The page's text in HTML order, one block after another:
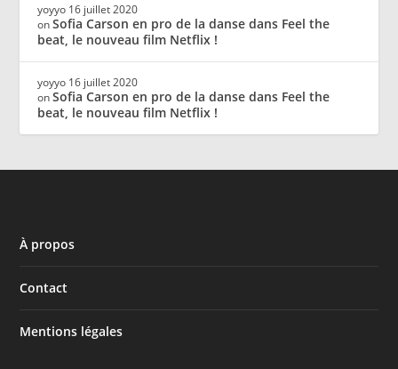
yoyyo 16 juillet 2020
onSofia Carson en pro de la danse dans Feel the
beat, le nouveau film Netflix !
yoyyo 16 juillet 2020
onSofia Carson en pro de la danse dans Feel the
beat, le nouveau film Netflix !
À propos
Contact
Mentions légales